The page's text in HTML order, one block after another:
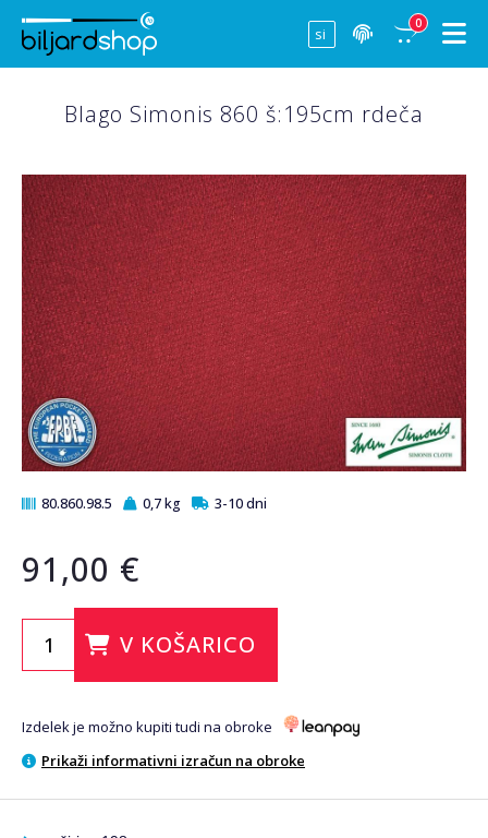
0
Blago Simonis 860 š:195cm rdeča
80.860.98.5 0,7 kg 3-10 dni
91,00 €
V KOŠARICO
Izdelek je možno kupiti tudi na obroke
Prikaži informativni izračun na obroke